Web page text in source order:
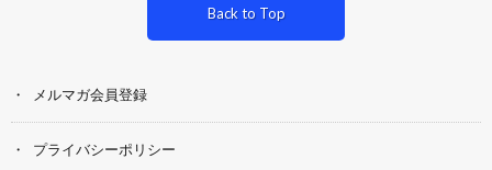
Back to Top
メルマガ会員登録
プライバシーポリシー